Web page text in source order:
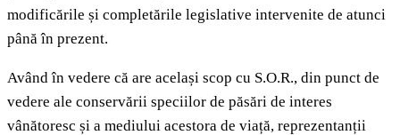
modificările și completările legislative intervenite de atunci
până în prezent.
Având în vedere că are același scop cu S.O.R., din punct de
vedere ale conservării speciilor de păsări de interes
vânătoresc și a mediului acestora de viață, reprezentanții